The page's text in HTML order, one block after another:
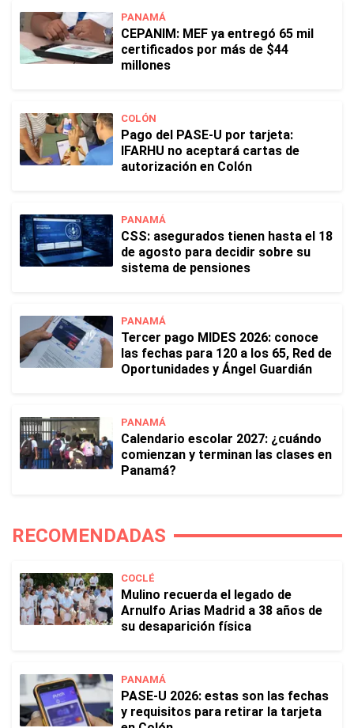
PANAMÁ
CEPANIM: MEF ya entregó 65 mil
certificados por más de $44
millones
COLÓN
Pago del PASE-U por tarjeta:
IFARHU no aceptará cartas de
autorización en Colón
PANAMÁ
CSS: asegurados tienen hasta el 18
de agosto para decidir sobre su
sistema de pensiones
PANAMÁ
Tercer pago MIDES 2026: conoce
las fechas para 120 a los 65, Red de
Oportunidades y Ángel Guardián
PANAMÁ
Calendario escolar 2027: ¿cuándo
comienzan y terminan las clases en
Panamá?
RECOMENDADAS
COCLÉ
Mulino recuerda el legado de
Arnulfo Arias Madrid a 38 años de
su desaparición física
PANAMÁ
PASE-U 2026: estas son las fechas
y requisitos para retirar la tarjeta